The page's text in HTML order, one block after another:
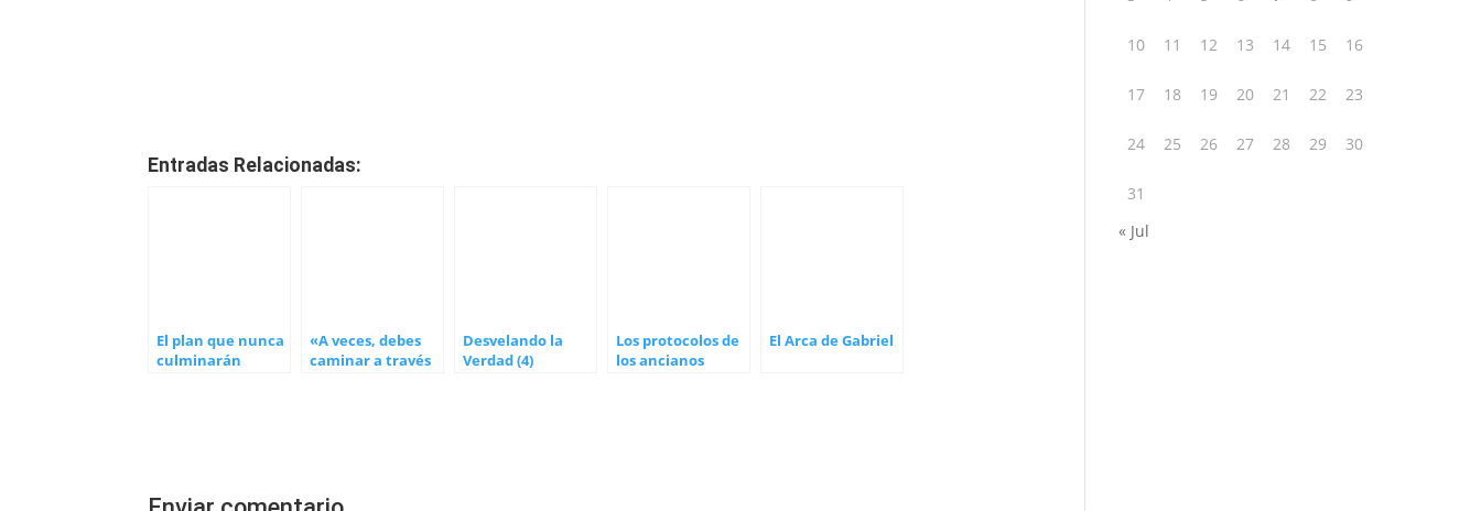
Entradas Relacionadas:
El plan que nunca
culminarán
«A veces, debes
caminar a través
Desvelando la
Verdad (4)
Los protocolos de
los ancianos
El Arca de Gabriel
10 11 12 13 14 15 16
17 18 19 20 21 22 23
24 25 26 27 28 29 30
31
« Jul